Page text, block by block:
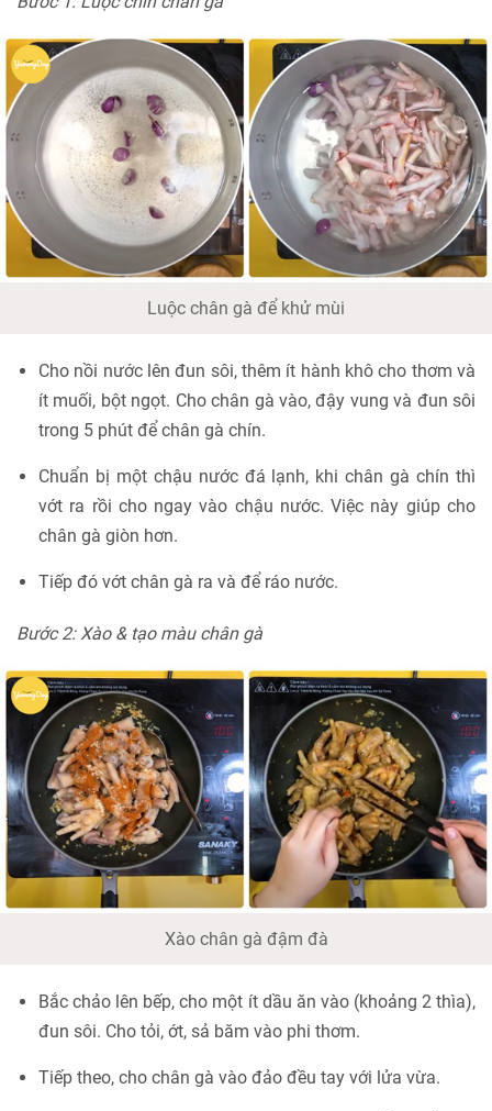
Luộc chân gà để khử mùi
Cho nồi nước lên đun sôi, thêm ít hành khô cho thơm và
ít muối, bột ngọt. Cho chân gà vào, đậy vung và đun sôi
trong 5 phút để chân gà chín.
Chuẩn bị một chậu nước đá lạnh, khi chân gà chín thì
vớt ra rồi cho ngay vào chậu nước. Việc này giúp cho
chân gà giòn hơn.
Tiếp đó vớt chân gà ra và để ráo nước.
Bước 2: Xào & tạo màu chân gà
Xào chân gà đậm đà
Bắc chảo lên bếp, cho một ít dầu ăn vào (khoảng 2 thìa),
đun sôi. Cho tỏi, ớt, sả băm vào phi thơm.
Tiếp theo, cho chân gà vào đảo đều tay với lửa vừa.